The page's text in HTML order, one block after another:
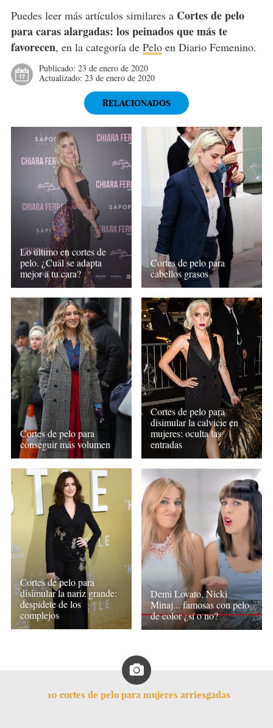
Puedes leer más artículos similares a Cortes de pelo
para caras alargadas: los peinados que más te
favorecen, en la categoría de Peloen Diario Femenino.
Publicado: 23 de enero de 2020
Actualizado: 23 de enero de 2020
RELACIONADOS
Lo último en cortes de
pelo. ¿Cuál se adapta
mejor a tu cara?
Cortes de pelo para
cabellos grasos
Cortes de pelo para
conseguir más volumen
Cortes de pelo para
disimular la calvicie en
mujeres: oculta las
entradas
Cortes de pelo para
disimular la nariz grande:
despídete de los
complejos
Demi Lovato, Nicki
Minaj... famosas con pelo
de color ¿sí o no?
10 cortes de pelo para mujeres arriesgadas